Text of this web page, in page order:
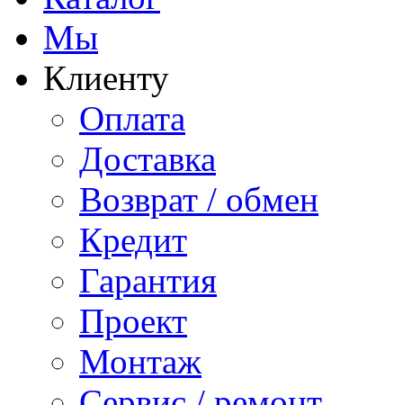
Мы
Клиенту
Оплата
Доставка
Возврат / обмен
Кредит
Гарантия
Проект
Монтаж